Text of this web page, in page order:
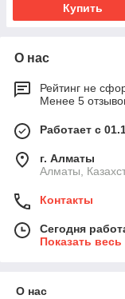
Купить
О нас
Рейтинг не
Менее 5
Работает с
г. Алматы
Алматы,
Контакты
Сегодня
Показать
О нас